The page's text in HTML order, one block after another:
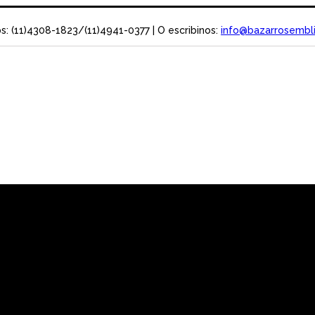
(11)4308-1823/(11)4941-0377 | O escribinos: